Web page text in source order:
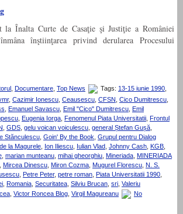
la Înalta Curte de Casaţie şi Justiţie a României
înştiinţarea privind derularea Procesului
Documentare Top News Tags: 13-15 iunie 1990
, Cazimir Ionescu Ceausescu CFSN Cico Dumitrescu
Emanuel Savascu Emil "Cico" Dumitrescu
Emil
Eugenia Iorga Fenomenul Piata Universitatii
Frontul
GDS gelu voican voiculescu general Ștefan Gușă
Stănculescu Goin' By the Book Grupul pentru Dialog
la Magurele Ion Iliescu Iulian Vlad Johnny Cash KGB
marian munteanu mihai gheorghiu Mineriada MINERIADA
Mircea Dinescu Miron Cozma Mugurel Florescu N. S.
Petre Peter, petre roman Piata Universitatii 1990
Romania Securitatea Silviu Brucan sri Valeriu
Victor Roncea Blog Virgil Magureanu
No